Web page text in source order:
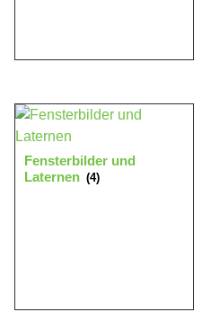
Fensterbilder und
Laternen (4)